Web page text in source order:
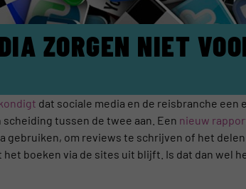
ZORGEN NIET
dat sociale media en de reisbranche een
tussen de twee aan. Een nieuw
gebruiken, om reviews te schrijven of het
het boeken via de sites uit blijft. Is dat dan wel